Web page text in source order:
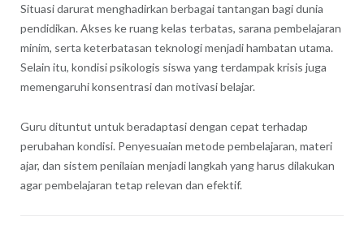
Situasi darurat menghadirkan berbagai tantangan bagi dunia
pendidikan. Akses ke ruang kelas terbatas, sarana pembelajaran
minim, serta keterbatasan teknologi menjadi hambatan utama.
Selain itu, kondisi psikologis siswa yang terdampak krisis juga
memengaruhi konsentrasi dan motivasi belajar.
Guru dituntut untuk beradaptasi dengan cepat terhadap
perubahan kondisi. Penyesuaian metode pembelajaran, materi
ajar, dan sistem penilaian menjadi langkah yang harus dilakukan
agar pembelajaran tetap relevan dan efektif.